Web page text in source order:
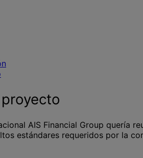
AIS Financial Group quería
estándares requeridos por la